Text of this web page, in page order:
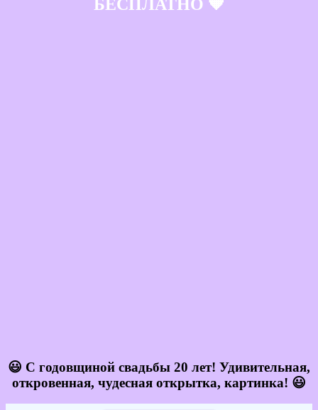
БЕСПЛАТНО 🧡
😃 С годовщиной свадьбы 20 лет! Удивительная,
откровенная, чудесная открытка, картинка! 😃